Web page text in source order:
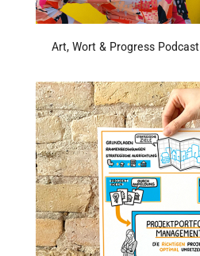
Art, Wort & Progress Podcast